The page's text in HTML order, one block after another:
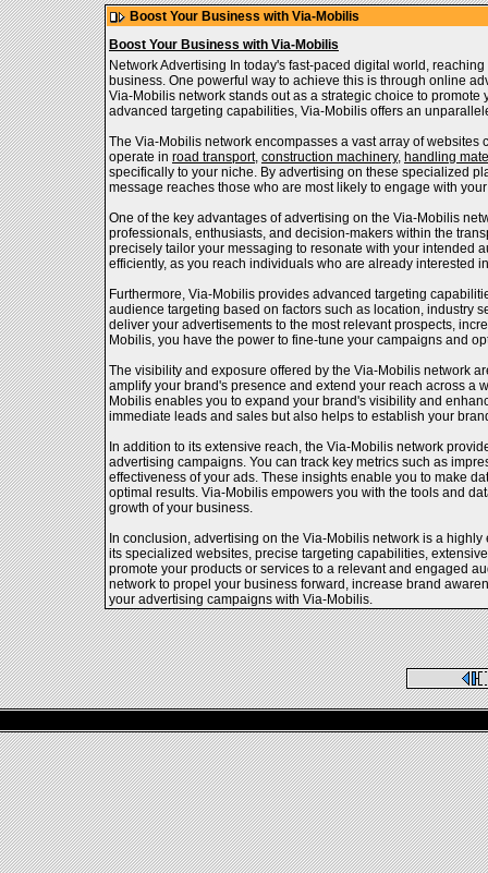
Boost Your Business with Via-Mobilis
Boost Your Business with Via-Mobilis
Network Advertising In today's fast-paced digital world,
business. One powerful way to achieve this is through online
Via-Mobilis network stands out as a strategic choice to
advanced targeting capabilities, Via-Mobilis offers an
The Via-Mobilis network encompasses a vast array of
operate in road transport, construction machinery, handling
specifically to your niche. By advertising on these specialized
message reaches those who are most likely to engage with
One of the key advantages of advertising on the Via-Mobilis
professionals, enthusiasts, and decision-makers within the
precisely tailor your messaging to resonate with your intended
efficiently, as you reach individuals who are already interested
Furthermore, Via-Mobilis provides advanced targeting
audience targeting based on factors such as location, industry
deliver your advertisements to the most relevant prospects,
Mobilis, you have the power to fine-tune your campaigns and
The visibility and exposure offered by the Via-Mobilis network
amplify your brand's presence and extend your reach across a
Mobilis enables you to expand your brand's visibility and
immediate leads and sales but also helps to establish your
In addition to its extensive reach, the Via-Mobilis network
advertising campaigns. You can track key metrics such as
effectiveness of your ads. These insights enable you to make
optimal results. Via-Mobilis empowers you with the tools and
growth of your business.
In conclusion, advertising on the Via-Mobilis network is a
its specialized websites, precise targeting capabilities,
promote your products or services to a relevant and engaged
network to propel your business forward, increase brand
your advertising campaigns with Via-Mobilis.